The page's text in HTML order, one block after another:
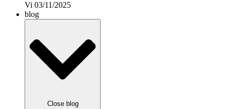
Vi 03/11/2025
blog
Close blog